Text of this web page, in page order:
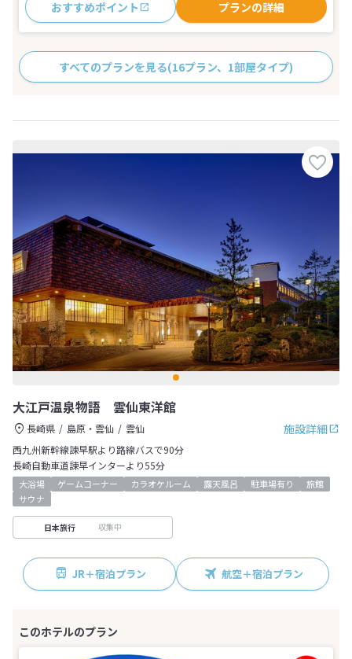
おすすめポイント プランの詳細
すべてのプランを見る(16プラン、1部屋タイプ)
大江戸温泉物語 雲仙東洋館
施設詳細
長崎県 島原・雲仙
雲仙
西九州新幹線諫早駅より路線バスで90分
長崎自動車道諫早インターより55分
大浴場 ゲームコーナー カラオケルーム 露天風呂 駐車場有り
旅館
サウナ
日本旅行 収集中
JR＋宿泊プラン 航空＋宿泊プラン